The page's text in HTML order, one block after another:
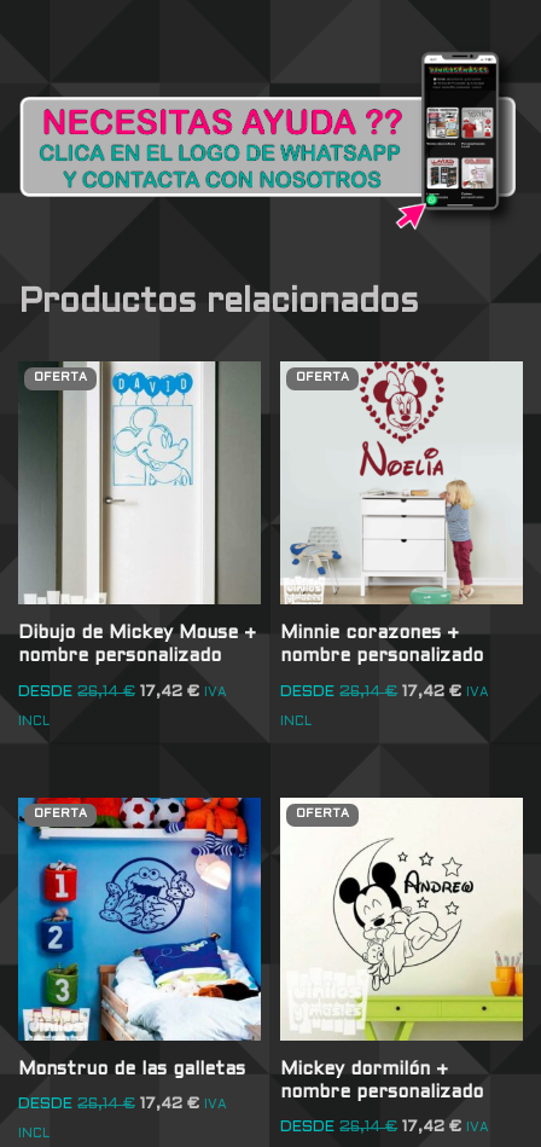
Productos relacionados
OFERTA
Dibujo de Mickey Mouse +
nombre personalizado
DESDE 26,14€ 17,42 € IVA
INCL
OFERTA
Minnie corazones +
nombre personalizado
DESDE 26,14€ 17,42€ IVA
INCL
OFERTA
Monstruo de las galletas
DESDE 26,14€ 17,42 € IVA
INCL
OFERTA
Mickey dormilón +
nombre personalizado
DESDE 26,14€ 17,42€ IVA